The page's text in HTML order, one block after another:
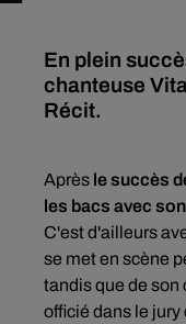
En plein
chanteuse
Récit.
Après le succès
les bacs avec
C'est d'ailleurs
se met en scène
tandis que de son
officié dans le jury